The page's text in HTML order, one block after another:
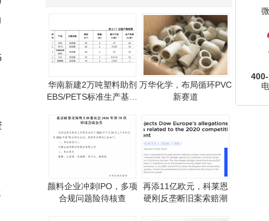
华南新建2万吨塑料助剂
EBS/PETS标准生产基地
万华化学，布局循环PVC
新赛道
颜料企业冲刺IPO，多项
合规问题险待核查
再添11亿欧元，科莱恩
硬刚反垄断旧案索赔潮